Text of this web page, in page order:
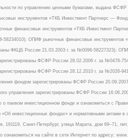
по управлению ценными бумагами, выдана ФСФР
инструментов «ТКБ Инвестмент Партнерс — Фонд
финансовых инструментов «ТКБ Инвестмент
58234010); ОПИФ рыночных финансовых инструментов
ФКЦБ России 21.03.2003 г. за №0096-58227323);
ФСФР России 28.02.2006 г. за №0478-
ФСФР России 28.12.2010 г. за №2026-
фондом зарегистрированы ФСФР России
управления зарегистрированы ФСФР России
о паевом инвестиционном фонде и ознакомиться с
«Об инвестиционных фондах» и нормативными актами
191119, Санкт-Петербург, улица Марата, дом 69–71,
ознакомиться на сайте в сети Интернет по адресу: